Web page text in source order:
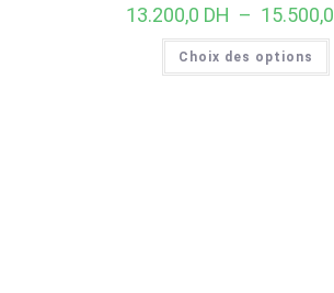
13.200,0 DH – 15.500,0
Choix des options